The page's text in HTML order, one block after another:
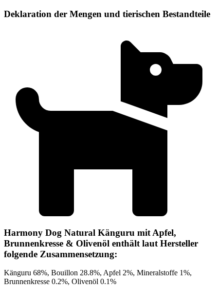
Deklaration der Mengen und tierischen Bestandteile
Harmony Dog Natural Känguru mit Apfel,
Brunnenkresse & Olivenöl enthält laut Hersteller
folgende Zusammensetzung:
Känguru 68%, Bouillon 28.8%, Apfel 2%, Mineralstoffe 1%,
Brunnenkresse 0.2%, Olivenöl 0.1%